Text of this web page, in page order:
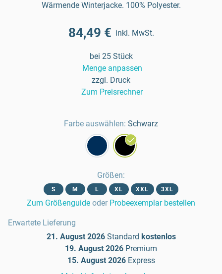
Wärmende Winterjacke. 100% Polyester.
84,49 € inkl. MwSt.
bei 25 Stück
Menge anpassen
zzgl. Druck
Zum Preisrechner
Farbe auswählen: Schwarz
Größen:
S M L XL XXL 3XL
Zum Größenguide oder Probeexemplar bestellen
Erwartete Lieferung
21. August 2026 Standard kostenlos
19. August 2026 Premium
15. August 2026 Express